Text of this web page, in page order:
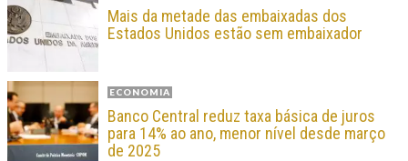
Mais da metade das embaixadas dos
Estados Unidos estão sem embaixador
ECONOMIA
Banco Central reduz taxa básica de juros
para 14% ao ano, menor nível desde março
de 2025